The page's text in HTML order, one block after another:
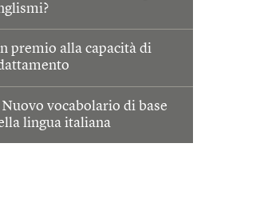
premio alla capacità di
vocabolario di base
lingua italiana